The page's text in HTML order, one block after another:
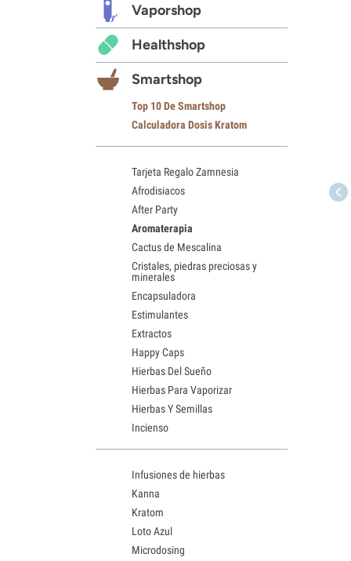
Vaporshop
Healthshop
Smartshop
Top 10 De Smartshop
Calculadora Dosis Kratom
Tarjeta Regalo Zamnesia
Afrodisiacos
After Party
Aromaterapia
Cactus de Mescalina
Cristales, piedras preciosas y
minerales
Encapsuladora
Estimulantes
Extractos
Happy Caps
Hierbas Del Sueño
Hierbas Para Vaporizar
Hierbas Y Semillas
Incienso
Infusiones de hierbas
Kanna
Kratom
Loto Azul
Microdosing